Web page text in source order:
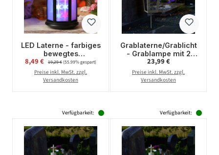
LED Laterne - farbiges
bewegtes
Sternenmuster - H:
22cm - Batteriebetrieb
- schwarz
Verkaufspreis:
8,49 € Regulärer Preis:
19,29 €(55.99% gespart)
Preise inkl. MwSt. zzgl.
Versandkosten
Grablaterne/Grablicht
- Grablampe mit 2
wechselbaren Spitzen
- mit Erdspieß - H:
51cm - weiß
Regulärer Preis:
23,99 €
Preise inkl. MwSt. zzgl.
Versandkosten
Verfügbarkeit: Verfügbarkeit: